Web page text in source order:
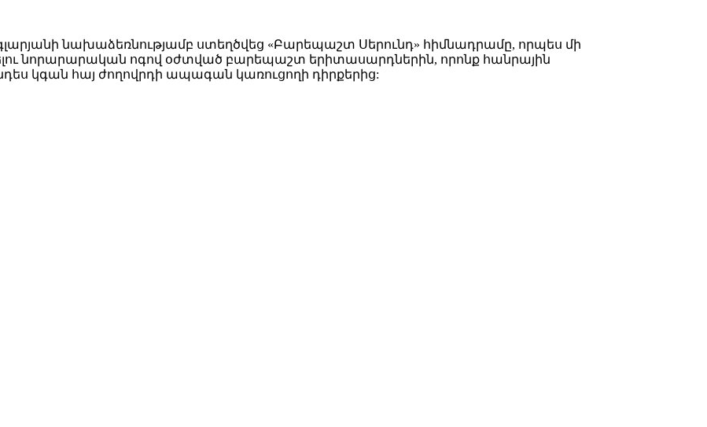
նախաձեռնությամբ ստեղծվեց «Բարեպաշտ Սերունդ» հիմնադրամը, որպես մի
նորարարական ոգով օժտված բարեպաշտ երիտասարդներին, որոնք հանրային
կգան հայ ժողովրդի ապագան կառուցողի դիրքերից: